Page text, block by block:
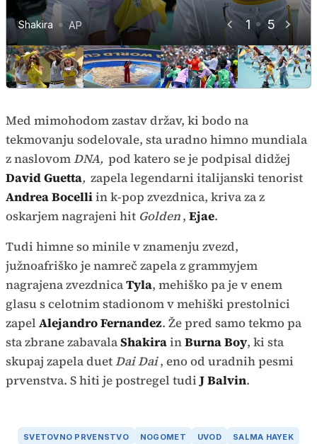
1 5
Shakira AP
Salma Hayek AP
J Balvin AP
proslavi.
Profimedia
Svetovno prvenstvo v nogometu
AP
Med mimohodom zastav držav, ki bodo na
tekmovanju sodelovale, sta uradno himno mundiala
z naslovomDNA, pod katero se je podpisal didžej
David Guetta, zapela legendarni italijanski tenorist
Andrea Bocelliin k-pop zvezdnica, kriva za z
oskarjem nagrajeni hit Golden, Ejae.
Tudi himne so minile v znamenju zvezd,
južnoafriško je namreč zapela z grammyjem
nagrajena zvezdnicaTyla, mehiško pa je v enem
glasu s celotnim stadionom v mehiški prestolnici
zapel Alejandro Fernandez. Že pred samo tekmo pa
sta zbrane zabavalaShakirainBurna Boy, ki sta
skupaj zapela duetDai Dai, eno od uradnih pesmi
prvenstva. S hiti je postregel tudiJ Balvin.
SVETOVNO PRVENSTVO NOGOMET UVOD
SALMA HAYEK